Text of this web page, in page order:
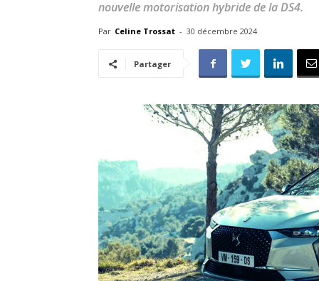
nouvelle motorisation hybride de la DS4.
Par Celine Trossat - 30 décembre 2024
Partager